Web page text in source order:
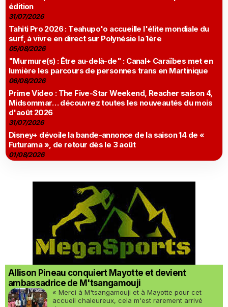
édition
31/07/2026
Tahiti Pro 2026 : Teahupo'o accueille l'élite mondiale du
surf, à vivre en direct sur Polynésie la 1ère
05/08/2026
"Murmure(s) : Être au-delà-de" : Canal+ Caraïbes met en
lumière les parcours de personnes trans en Martinique
06/08/2026
Prime Video : The Five-Star Weekend, Reacher saison 4,
Midsommar… découvrez toutes les nouveautés du mois
d'août 2026
31/07/2026
Disney+ dévoile la bande-annonce de la saison 14 de «
Futurama », de retour dès le 3 août
01/08/2026
Allison Pineau conquiert Mayotte et devient
ambassadrice de M'tsangamouji
« Merci à M'tsangamouji et à Mayotte pour cet
accueil chaleureux, cela m'est rarement arrivé